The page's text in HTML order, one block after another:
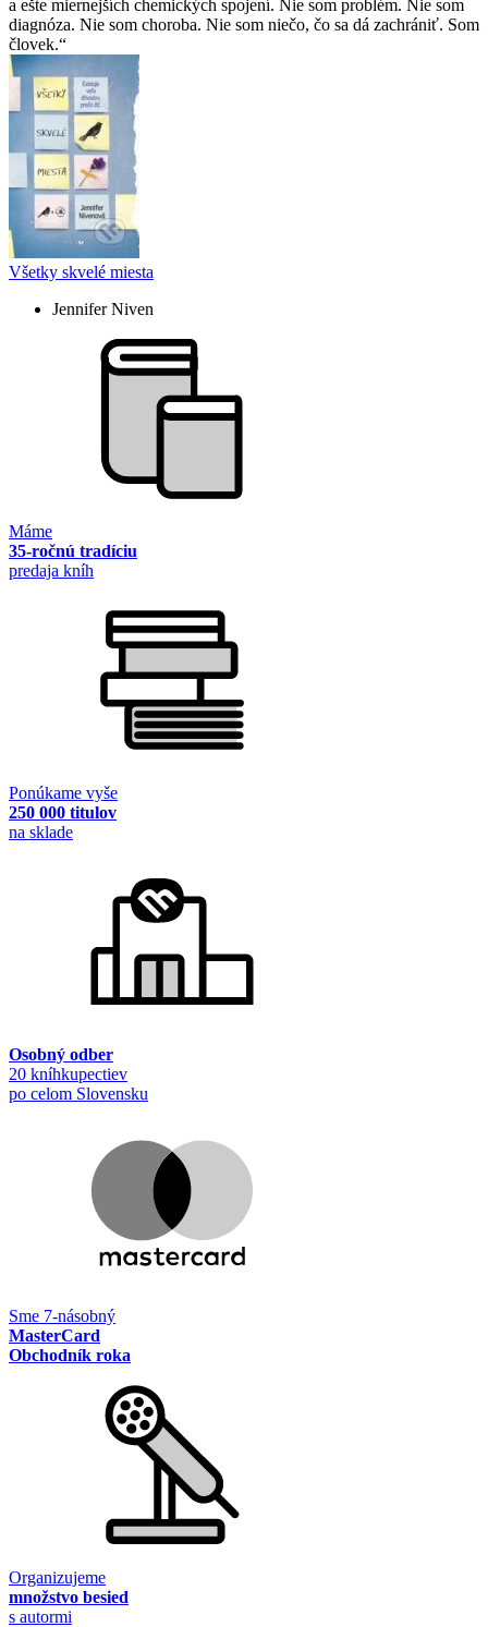
a ešte miernejších chemických spojení. Nie som problém. Nie som
diagnóza. Nie som choroba. Nie som niečo, čo sa dá zachrániť. Som
človek.
Všetky skvelé miesta
Jennifer Niven
Máme
35-ročnú tradíciu
predaja kníh
Ponúkame vyše
250 000 titulov
na sklade
Osobný odber
20 kníhkupectiev
po celom Slovensku
Sme 7-násobný
MasterCard
Obchodník roka
Organizujeme
množstvo besied
s autormi